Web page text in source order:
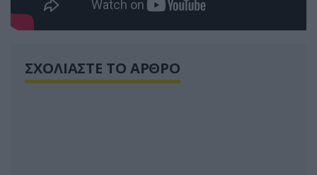
ΣΧΟΛΙΑΣΤΕ ΤΟ ΑΡΘΡΟ